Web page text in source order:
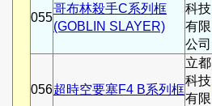
055
哥布林殺手C系列框
(GOBLIN SLAYER)
科技
有限
公司
056超時空要塞F4 B系列框
立都
科技
有限